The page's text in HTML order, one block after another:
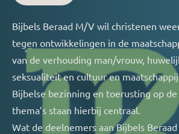
Bijbels Beraad M/V wil christenen
tegen ontwikkelingen in de
van de verhouding man/vrouw,
seksualiteit en cultuur en
Bijbelse bezinning en toerusting op
thema’s staan hierbij centraal.
Wat de deelnemers aan Bijbels